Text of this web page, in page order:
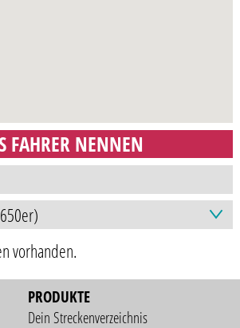
FAHRER NENNEN
vorhanden.
PRODUKTE
Dein Streckenverzeichnis